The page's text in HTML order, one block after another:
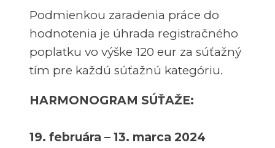
Podmienkou zaradenia práce do
hodnotenia je úhrada registračného
poplatku vo výške 120 eur za súťažný
tím pre každú súťažnú kategóriu.
HARMONOGRAM SÚŤAŽE:
19. februára – 13. marca 2024